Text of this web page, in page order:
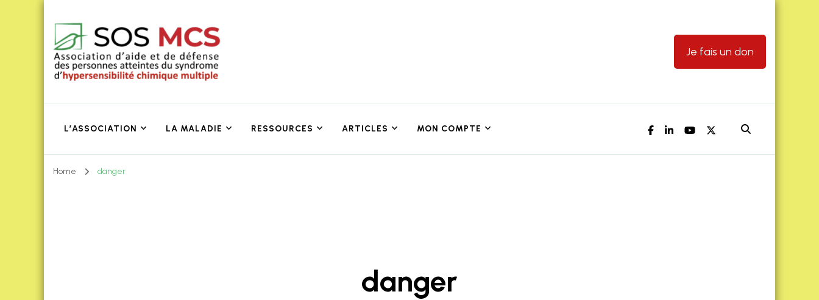
Je fais un don
L’ASSOCIATION LA MALADIE RESSOURCES ARTICLES MON COMPTE
Home danger
danger